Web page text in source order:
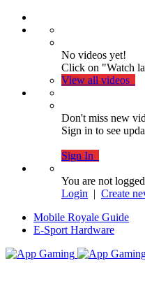
No videos yet!
Click on "Watch
View all videos
Don't miss new
Sign in to see
Sign In
You are not
Login | Create
Mobile Royale Guide
E-Sport Hardware